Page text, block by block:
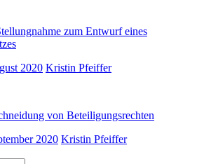
zum Entwurf eines
2020 Kristin Pfeiffer
von Beteiligungsrechten
2020 Kristin Pfeiffer